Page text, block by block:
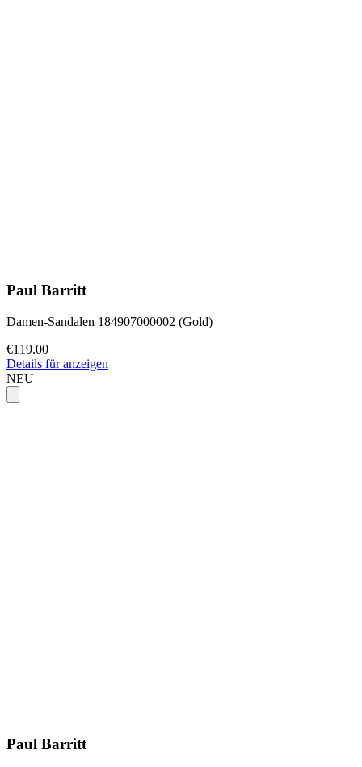
Paul Barritt
Damen-Sandalen 184907000002 (Gold)
€119.00
Details für anzeigen
NEU
Paul Barritt